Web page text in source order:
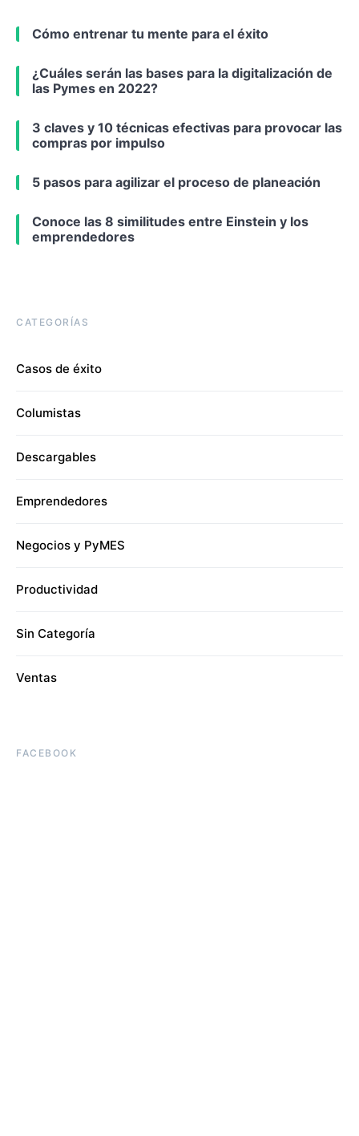
Cómo entrenar tu mente para el éxito
¿Cuáles serán las bases para la digitalización de
las Pymes en 2022?
3 claves y 10 técnicas efectivas para provocar las
compras por impulso
5 pasos para agilizar el proceso de planeación
Conoce las 8 similitudes entre Einstein y los
emprendedores
CATEGORÍAS
Casos de éxito
Columistas
Descargables
Emprendedores
Negocios y PyMES
Productividad
Sin Categoría
Ventas
FACEBOOK